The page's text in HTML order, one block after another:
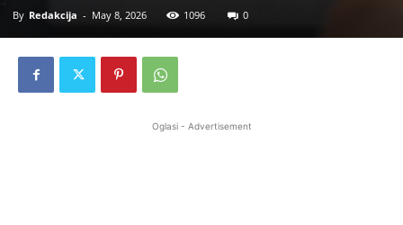
By Redakcija - May 8, 2026 1096 0
Oglasi - Advertisement